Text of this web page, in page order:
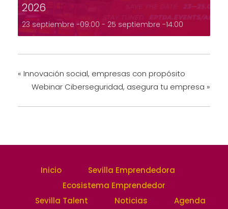
2026
23 septiembre -09:00 - 25 septiembre -14:00
« Innovación social, empresas con propósito
Webinar Ciberseguridad, asegura tu empresa »
Inicio
Sevilla Emprendedora
Ecosistema Emprendedor
Sevilla Talent
Noticias Agenda